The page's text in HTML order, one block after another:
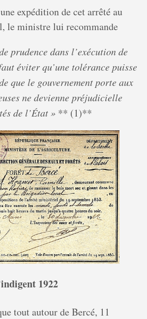
expédition de cet arrêté au
le ministre lui recommande
prudence dans l’exécution de
éviter qu’une tolérance puisse
que le gouvernement porte aux
ne devienne préjudicielle
de l’État » ** (1)**
1922
tout autour de Bercé, 11